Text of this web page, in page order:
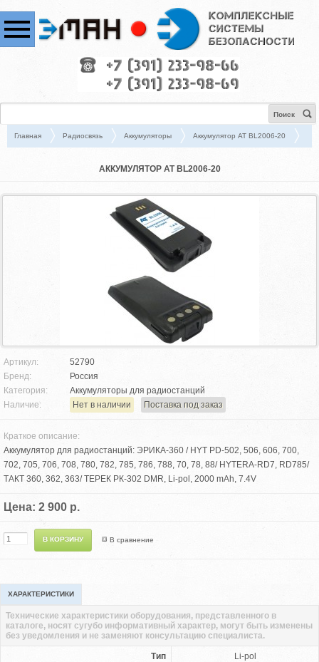
Поиск
Главная Радиосвязь Аккумуляторы Аккумулятор АТ BL2006-20
АККУМУЛЯТОР АТ BL2006-20
Артикул:
52790
Бренд:
Россия
Категория:
Аккумуляторы для радиостанций
Наличие:
Нет в наличии Поставка под заказ
Краткое описание:
Аккумулятор для радиостанций: ЭРИКА-360 / HYT PD-502, 506, 606, 700,
702, 705, 706, 708, 780, 782, 785, 786, 788, 70, 78, 88/ HYTERA-RD7, RD785/
ТАКТ 360, 362, 363/ ТЕРЕК РК-302 DMR, Li-pol, 2000 mAh, 7.4V
Цена: 2 900 р.
В сравнение
ХАРАКТЕРИСТИКИ
Тип Li-pol
Технические характеристики оборудования, представленного в
каталоге, носят сугубо информативный характер, могут быть изменены
без уведомления и не заменяют консультацию специалиста.